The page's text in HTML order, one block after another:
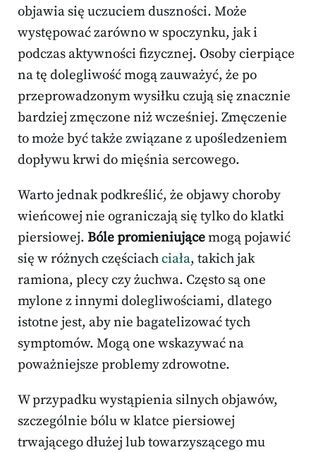
objawia się uczuciem duszności. Może
występować zarówno w spoczynku, jak i
podczas aktywności fizycznej. Osoby cierpiące
na tę dolegliwość mogą zauważyć, że po
przeprowadzonym wysiłku czują się znacznie
bardziej zmęczone niż wcześniej. Zmęczenie
to może być także związane z upośledzeniem
dopływu krwi do mięśnia sercowego.
Warto jednak podkreślić, że objawy choroby
wieńcowej nie ograniczają się tylko do klatki
piersiowej. Bóle promieniującemogą pojawić
się w różnych częściachciała, takich jak
ramiona, plecy czy żuchwa. Często są one
mylone z innymi dolegliwościami, dlatego
istotne jest, aby nie bagatelizować tych
symptomów. Mogą one wskazywać na
poważniejsze problemy zdrowotne.
W przypadku wystąpienia silnych objawów,
szczególnie bólu w klatce piersiowej
trwającego dłużej lub towarzyszącego mu